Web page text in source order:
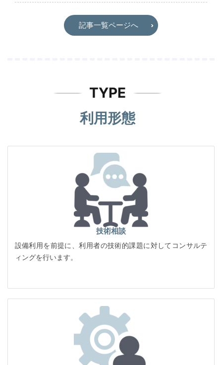
記事一覧ページへ
TYPE
利用形態
技術相談
設備利用を前提に、利用者の技術的課題に対してコンサルテ
ィングを行います。